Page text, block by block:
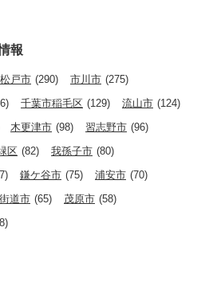
報
松戸市 (290) 市川市 (275)
千葉市稲毛区 (129) 流山市 (124)
木更津市 (98) 習志野市 (96)
区 (82) 我孫子市 (80)
鎌ケ谷市 (75) 浦安市 (70)
道市 (65) 茂原市 (58)